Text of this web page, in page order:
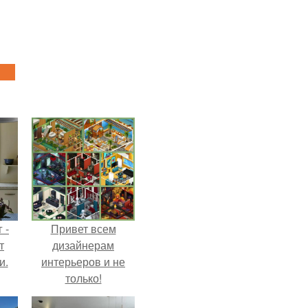
-
Привет всем
дизайнерам
интерьеров и не
только!